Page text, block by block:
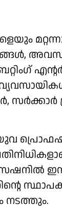
യുവ
നടത്തും.